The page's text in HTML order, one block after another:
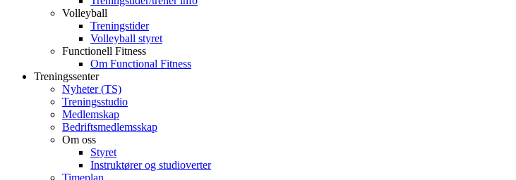
Volleyball
Treningstider
Volleyball styret
Functionell Fitness
Om Functional Fitness
Treningssenter
Nyheter (TS)
Treningsstudio
Medlemskap
Bedriftsmedlemsskap
Om oss
Styret
Instruktører og studioverter
Timeplan